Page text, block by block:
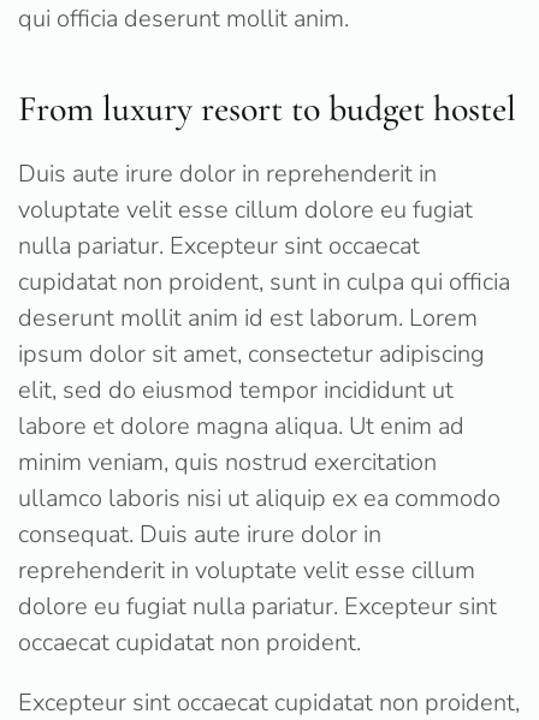
qui officia deserunt mollit anim.
From luxury resort to budget hostel
Duis aute irure dolor in reprehenderit in
voluptate velit esse cillum dolore eu fugiat
nulla pariatur. Excepteur sint occaecat
cupidatat non proident, sunt in culpa qui officia
deserunt mollit anim id est laborum. Lorem
ipsum dolor sit amet, consectetur adipiscing
elit, sed do eiusmod tempor incididunt ut
labore et dolore magna aliqua. Ut enim ad
minim veniam, quis nostrud exercitation
ullamco laboris nisi ut aliquip ex ea commodo
consequat. Duis aute irure dolor in
reprehenderit in voluptate velit esse cillum
dolore eu fugiat nulla pariatur. Excepteur sint
occaecat cupidatat non proident.
Excepteur sint occaecat cupidatat non proident,